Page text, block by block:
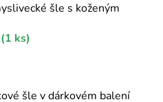
šle s koženým
(1 ks)
šle v dárkovém balení